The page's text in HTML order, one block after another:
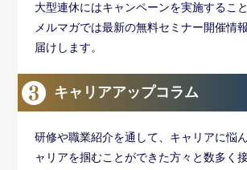
大型連休にはキャンペーンを実施すること
メルマガでは最新の無料セミナー開催情
届けします。
キャリアアップコラム
研修や職業紹介を通して、キャリアに悩
ャリアを掴むことができた方々と数多く